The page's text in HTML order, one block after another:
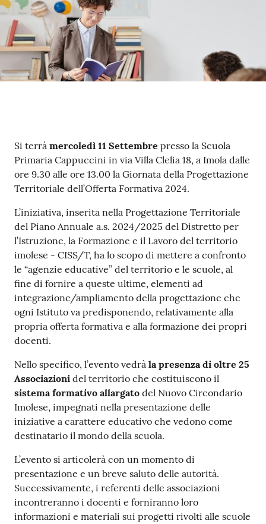
Contenuto
Si terrà mercoledì 11 Settembre presso la Scuola
Primaria Cappuccini in via Villa Clelia 18, a Imola dalle
ore 9.30 alle ore 13.00 la Giornata della Progettazione
Territoriale dell’Offerta Formativa 2024.
L’iniziativa, inserita nella Progettazione Territoriale
del Piano Annuale a.s. 2024/2025 del Distretto per
l’Istruzione, la Formazione e il Lavoro del territorio
imolese - CISS/T, ha lo scopo di mettere a confronto
le “agenzie educative” del territorio e le scuole, al
fine di fornire a queste ultime, elementi ad
integrazione/ampliamento della progettazione che
ogni Istituto va predisponendo, relativamente alla
propria offerta formativa e alla formazione dei propri
docenti.
Nello specifico, l’evento vedrà la presenza di oltre 25
Associazioni del territorio che costituiscono il
sistema formativo allargato del Nuovo Circondario
Imolese, impegnati nella presentazione delle
iniziative a carattere educativo che vedono come
destinatario il mondo della scuola.
L’evento si articolerà con un momento di
presentazione e un breve saluto delle autorità.
Successivamente, i referenti delle associazioni
incontreranno i docenti e forniranno loro
informazioni e materiali sui progetti rivolti alle scuole